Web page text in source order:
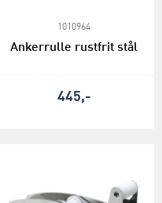
1010964
Ankerrulle rustfrit stål
445,-